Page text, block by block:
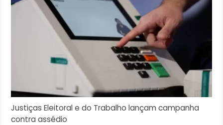
Justiças Eleitoral e do Trabalho lançam campanha
contra assédio